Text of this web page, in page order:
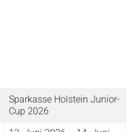
Sparkasse Holstein Junior-
Cup 2026